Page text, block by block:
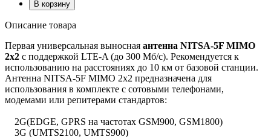
Описание товара
Первая универсальная выносная антенна NITSA-5F MIMO
2x2 с поддержкой LTE-A (до 300 Мб/с). Рекомендуется к
использованию на расстояниях до 10 км от базовой станции.
Антенна NITSA-5F MIMO 2x2 предназначена для
использования в комплекте c сотовыми телефонами,
модемами или репитерами стандартов:
2G(EDGE, GPRS на частотах GSM900, GSM1800)
3G (UMTS2100, UMTS900)